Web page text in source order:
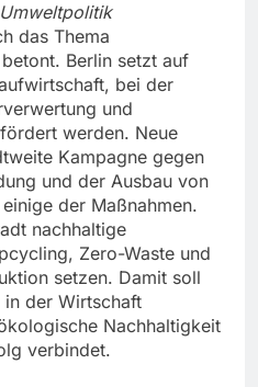
das Thema
Berlin setzt auf
bei der
und
werden. Neue
Kampagne gegen
und der Ausbau von
der Maßnahmen.
nachhaltige
Zero-Waste und
setzen. Damit soll
in der Wirtschaft
Nachhaltigkeit
verbindet.